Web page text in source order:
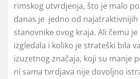
rimskog utvrdjenja, što je malo
danas je jedno od najatraktivnijih
stanovnike ovog kraja. Ali čemu je
izgledala i koliko je strateški bila
izuzetnog značaja, koji su manje
ni sama tvrdjava nije dovoljno